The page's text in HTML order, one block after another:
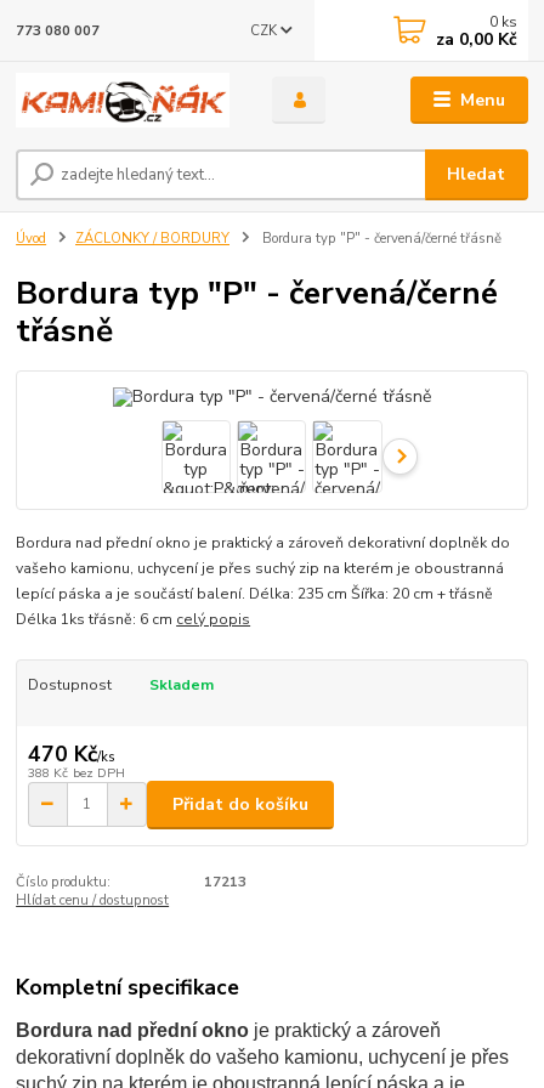
Menu
CZK
Hledat
773 080 007 0 ks
za 0,00 Kč
Úvod ZÁCLONKY / BORDURY Bordura typ "P" - červená/černé třásně
Bordura typ "P" - červená/černé
třásně
Bordura nad přední okno je praktický a zároveň dekorativní doplněk do
vašeho kamionu, uchycení je přes suchý zip na kterém je oboustranná
lepící páska a je součástí balení. Délka: 235 cm Šířka: 20 cm + třásně
Délka 1ks třásně: 6 cm celý popis
Dostupnost Skladem
470 Kč/ks
388 Kč bez DPH
Přidat do košíku
Číslo produktu:
17213
Hlídat cenu / dostupnost
Kompletní specifikace
Bordura nad přední okno je praktický a zároveň
dekorativní doplněk do vašeho kamionu, uchycení je přes
suchý zip na kterém je oboustranná lepící páska a je